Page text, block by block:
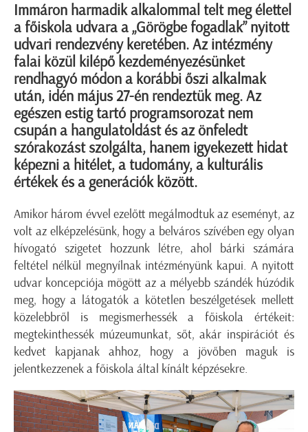
Immáron harmadik alkalommal telt meg élettel
a főiskola udvara a „Görögbe fogadlak” nyitott
udvari rendezvény keretében. Az intézmény
falai közül kilépő kezdeményezésünket
rendhagyó módon a korábbi őszi alkalmak
után, idén május 27-én rendeztük meg. Az
egészen estig tartó programsorozat nem
csupán a hangulatoldást és az önfeledt
szórakozást szolgálta, hanem igyekezett hidat
képezni a hitélet, a tudomány, a kulturális
értékek és a generációk között.
Amikor három évvel ezelőtt megálmodtuk az eseményt, az
volt az elképzelésünk, hogy a belváros szívében egy olyan
hívogató szigetet hozzunk létre, ahol bárki számára
feltétel nélkül megnyílnak intézményünk kapui. A nyitott
udvar koncepciója mögött az a mélyebb szándék húzódik
meg, hogy a látogatók a kötetlen beszélgetések mellett
közelebbről is megismerhessék a főiskola értékeit:
megtekinthessék múzeumunkat, sőt, akár inspirációt és
kedvet kapjanak ahhoz, hogy a jövőben maguk is
jelentkezzenek a főiskola által kínált képzésekre.